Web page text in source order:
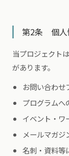
第2条 個人
当プロジェクト
があります。
お問い合わせ
プログラムへ
イベント・ワ
メールマガ
名刺・資料等